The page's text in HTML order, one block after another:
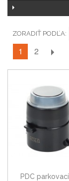
ZORADIŤ PODĽA
1 2
PDC